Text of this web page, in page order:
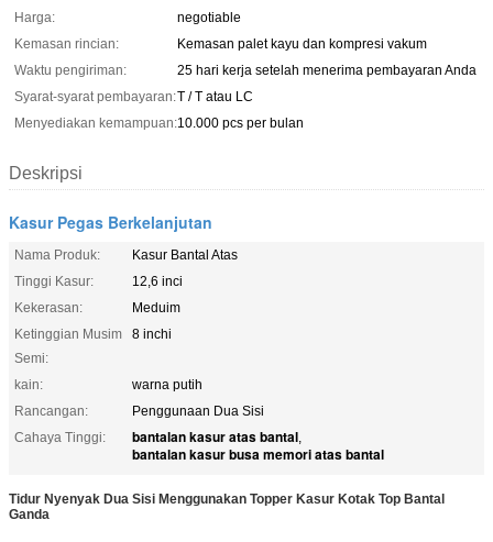
Harga:
negotiable
Kemasan rincian:
Kemasan palet kayu dan kompresi vakum
Waktu pengiriman:
25 hari kerja setelah menerima pembayaran Anda
Syarat-syarat pembayaran:T / T atau LC
Menyediakan kemampuan:10.000 pcs per bulan
Deskripsi
Kasur Pegas Berkelanjutan
Nama Produk:
Kasur Bantal Atas
Tinggi Kasur:
12,6 inci
Kekerasan:
Meduim
Ketinggian Musim
Semi:
8 inchi
kain:
warna putih
Rancangan:
Penggunaan Dua Sisi
Cahaya Tinggi:
bantalan kasur atas bantal,
bantalan kasur busa memori atas bantal
Tidur Nyenyak Dua Sisi Menggunakan Topper Kasur Kotak Top Bantal
Ganda